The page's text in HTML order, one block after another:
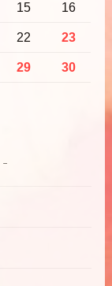
15 16
22 23
29 30